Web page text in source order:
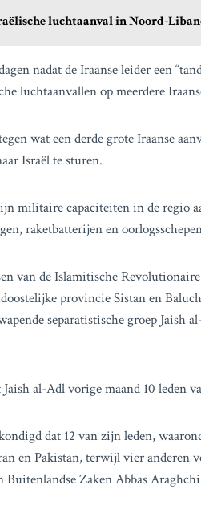
luchtaanval in Noord-
nadat de Iraanse leider een
luchtaanvallen op meerdere
wat een derde grote Iraanse
Israël te sturen.
militaire capaciteiten in de regio
raketbatterijen en
van de Islamitische
provincie Sistan en
separatistische groep Jaish
al-Adl vorige maand 10 leden
dat 12 van zijn leden,
en Pakistan, terwijl vier anderen
Zaken Abbas